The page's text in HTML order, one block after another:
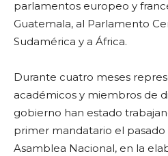
parlamentos europeo y
Guatemala, al Parlamento
Sudamérica y a África.
Durante cuatro meses
académicos y miembros de
gobierno han estado
primer mandatario el
Asamblea Nacional, en la